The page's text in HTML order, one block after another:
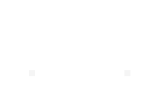
等相關疑問，請聯繫「AFTEE先享後付